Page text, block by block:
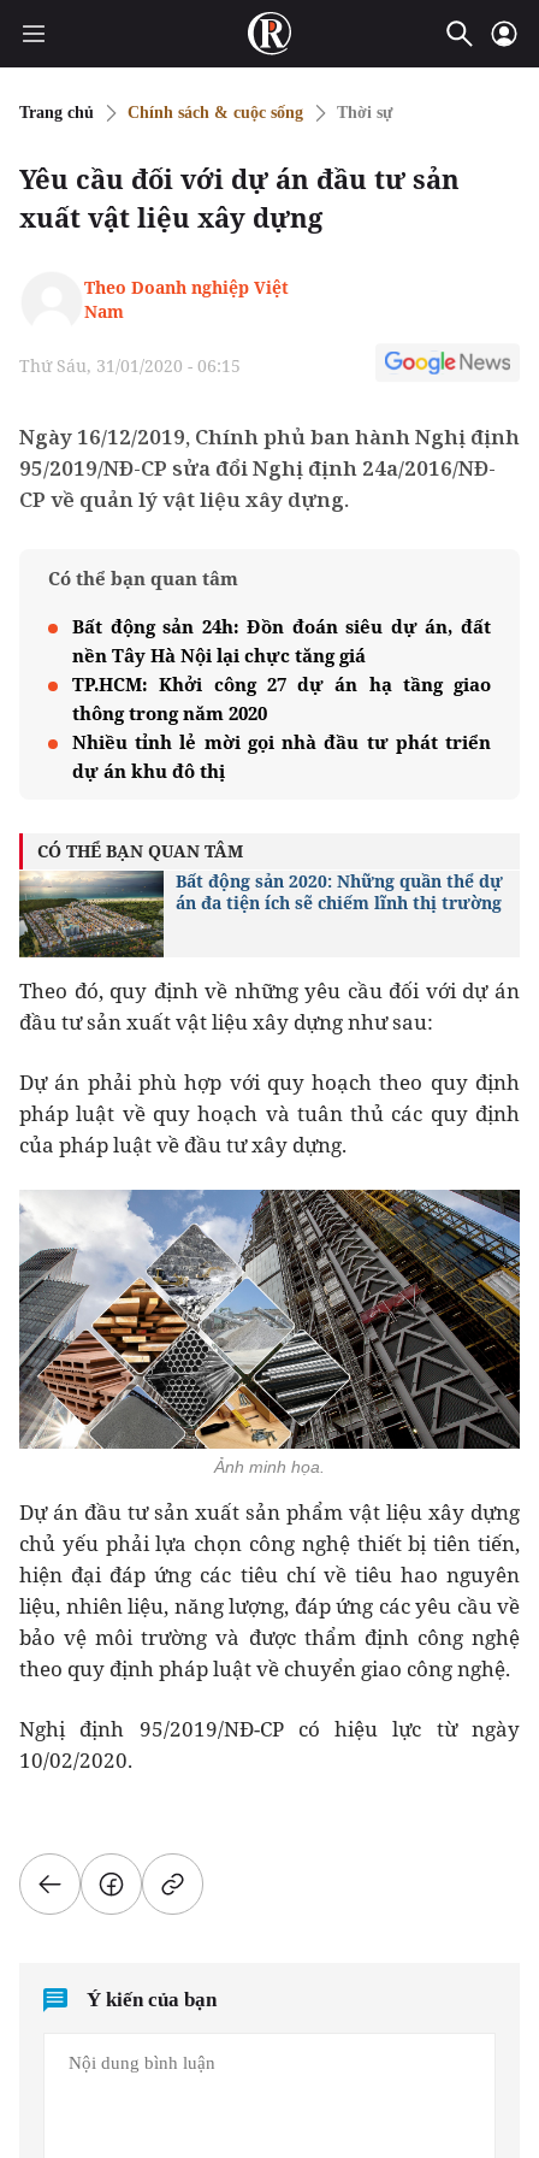
Trang chủ Chính sách & cuộc sống Thời sự
Yêu cầu đối với dự án đầu tư sản
xuất vật liệu xây dựng
Theo Doanh nghiệp Việt
Nam
Thứ Sáu, 31/01/2020 - 06:15
Ngày 16/12/2019, Chính phủ ban hành Nghị định
95/2019/NĐ-CP sửa đổi Nghị định 24a/2016/NĐ-
CP về quản lý vật liệu xây dựng.
Có thể bạn quan tâm
Bất động sản 24h: Đồn đoán siêu dự án, đất
nền Tây Hà Nội lại chực tăng giá
TP.HCM: Khởi công 27 dự án hạ tầng giao
thông trong năm 2020
Nhiều tỉnh lẻ mời gọi nhà đầu tư phát triển
dự án khu đô thị
CÓ THỂ BẠN QUAN TÂM
Bất động sản 2020: Những quần thể dự
án đa tiện ích sẽ chiếm lĩnh thị trường
Theo đó, quy định về những yêu cầu đối với dự án
đầu tư sản xuất vật liệu xây dựng như sau:
Dự án phải phù hợp với quy hoạch theo quy định
pháp luật về quy hoạch và tuân thủ các quy định
của pháp luật về đầu tư xây dựng.
Ảnh minh họa.
Dự án đầu tư sản xuất sản phẩm vật liệu xây dựng
chủ yếu phải lựa chọn công nghệ thiết bị tiên tiến,
hiện đại đáp ứng các tiêu chí về tiêu hao nguyên
liệu, nhiên liệu, năng lượng, đáp ứng các yêu cầu về
bảo vệ môi trường và được thẩm định công nghệ
theo quy định pháp luật về chuyển giao công nghệ.
Nghị định 95/2019/NĐ-CP có hiệu lực từ ngày
10/02/2020.
Ý kiến của bạn